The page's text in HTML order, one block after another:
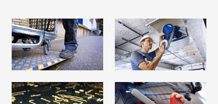
防滑胶带
阅读更多
布基胶带
阅读更多
导电胶带 双面胶带